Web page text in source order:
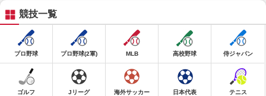
競技一覧
プロ野球 プロ野球(2軍) MLB 高校野球 侍ジャパン
ゴルフ Jリーグ 海外サッカー 日本代表 テニス